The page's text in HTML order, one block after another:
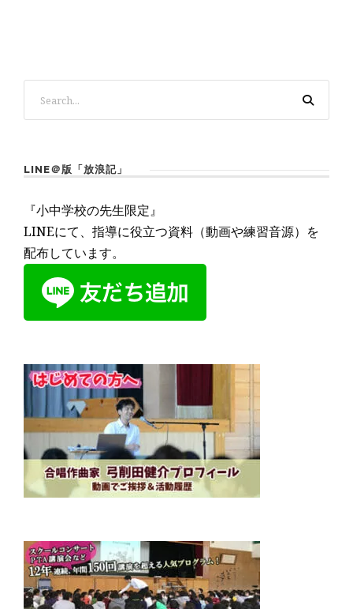
LINE＠版「放浪記」
『小中学校の先生限定』
LINEにて、指導に役立つ資料（動画や練習音源）を
配布しています。